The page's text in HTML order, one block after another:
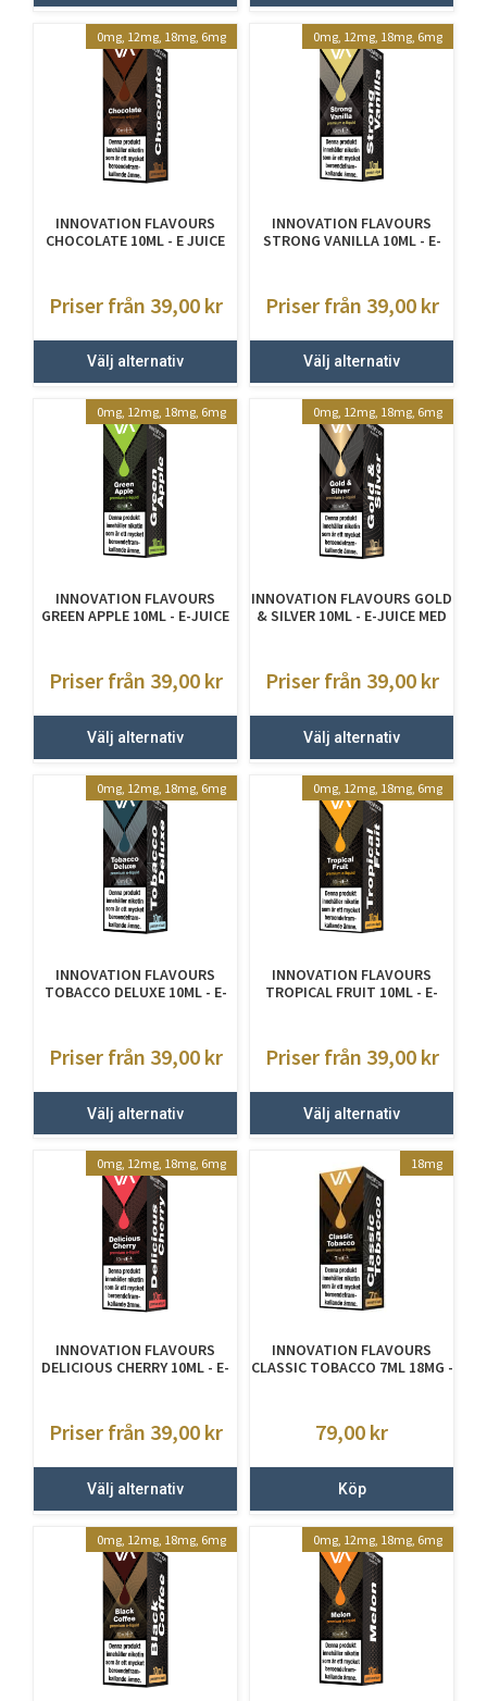
0mg, 12mg, 18mg, 6mg
INNOVATION FLAVOURS
CHOCOLATE 10ML - E JUICE
Priser från 39,00 kr
Välj alternativ
0mg, 12mg, 18mg, 6mg
INNOVATION FLAVOURS
STRONG VANILLA 10ML - E-
Priser från 39,00 kr
Välj alternativ
0mg, 12mg, 18mg, 6mg
INNOVATION FLAVOURS
GREEN APPLE 10ML - E-JUICE
Priser från 39,00 kr
Välj alternativ
0mg, 12mg, 18mg, 6mg
INNOVATION FLAVOURS GOLD
& SILVER 10ML - E-JUICE MED
Priser från 39,00 kr
Välj alternativ
0mg, 12mg, 18mg, 6mg
INNOVATION FLAVOURS
TOBACCO DELUXE 10ML - E-
Priser från 39,00 kr
Välj alternativ
0mg, 12mg, 18mg, 6mg
INNOVATION FLAVOURS
TROPICAL FRUIT 10ML - E-
Priser från 39,00 kr
Välj alternativ
0mg, 12mg, 18mg, 6mg
INNOVATION FLAVOURS
DELICIOUS CHERRY 10ML - E-
Priser från 39,00 kr
Välj alternativ
18mg
INNOVATION FLAVOURS
CLASSIC TOBACCO 7ML 18MG -
79,00 kr
Köp
0mg, 12mg, 18mg, 6mg 0mg, 12mg, 18mg, 6mg